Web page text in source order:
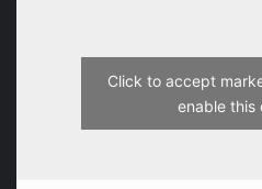
Click to accept
enable this